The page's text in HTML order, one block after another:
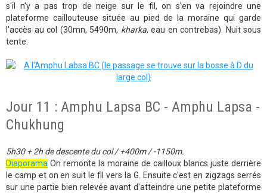
s'il n'y a pas trop de neige sur le fil, on s'en va rejoindre une
plateforme caillouteuse située au pied de la moraine qui garde
l'accès au col (30mn, 5490m, kharka, eau en contrebas). Nuit sous
tente.
Jour 11 : Amphu Lapsa BC - Amphu Lapsa -
Chukhung
5h30 + 2h de descente du col / +400m / -1150m.
Diaporama On remonte la moraine de cailloux blancs juste derrière
le camp et on en suit le fil vers la G. Ensuite c'est en zigzags serrés
sur une partie bien relevée avant d'atteindre une petite plateforme